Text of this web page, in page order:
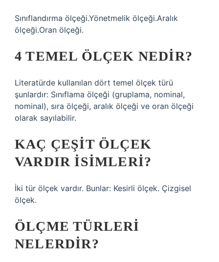
Sınıflandırma ölçeği.Yönetmelik ölçeği.Aralık
ölçeği.Oran ölçeği.
4 TEMEL ÖLÇEK NEDIR?
Literatürde kullanılan dört temel ölçek türü
şunlardır: Sınıflama ölçeği (gruplama, nominal,
nominal), sıra ölçeği, aralık ölçeği ve oran ölçeği
olarak sayılabilir.
KAÇ ÇEŞIT ÖLÇEK
VARDIR ISIMLERI?
İki tür ölçek vardır. Bunlar: Kesirli ölçek. Çizgisel
ölçek.
ÖLÇME TÜRLERI
NELERDIR?